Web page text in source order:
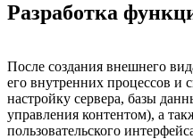
Разработка
После создания внешнего
его внутренних процессов и
настройку сервера, базы
управления контентом), а
пользовательского